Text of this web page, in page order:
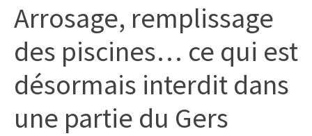
culture,
politique,
météo,
divers
initiatives
Arrosage, remplissage
des piscines… ce qui est
désormais interdit dans
une partie du Gers